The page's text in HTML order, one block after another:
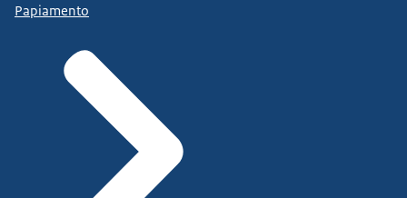
Papiamento